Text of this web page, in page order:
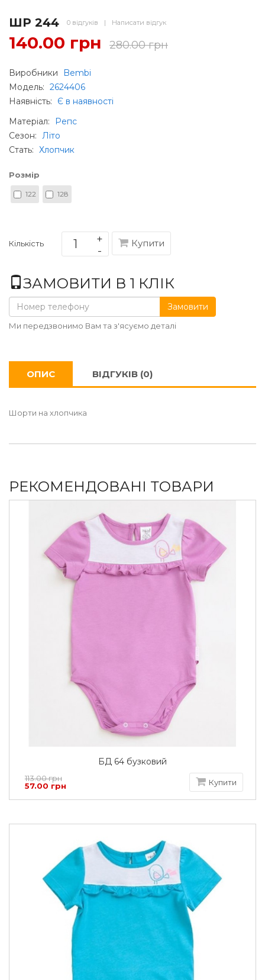
ШР 244 0 відгуків | Написати відгук
140.00 грн 280.00 грн
Виробники
Bembi
Модель: 2624406
Наявність:
Є в наявності
Матеріал:
Репс
Сезон: Літо
Стать: Хлопчик
Розмір
122 128
Кількість Купити
ЗАМОВИТИ В 1 КЛІК
Замовити
Ми передзвонимо Вам та з'ясуємо деталі
ОПИС ВІДГУКІВ (0)
Шорти на хлопчика
РЕКОМЕНДОВАНІ ТОВАРИ
БД 64 бузковий
113.00 грн
57.00 грн
Купити